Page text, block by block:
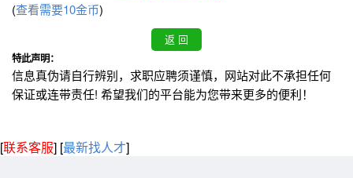
(查看需要10金币)
特此声明：
信息真伪请自行辨别，求职应聘须谨慎，网站对此不承担任何
保证或连带责任! 希望我们的平台能为您带来更多的便利！
[联系客服] [最新找人才]